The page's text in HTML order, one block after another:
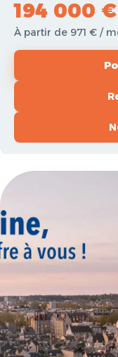
194 000 €
À partir de 971 € /